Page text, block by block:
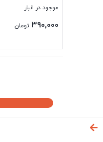
موجود در انبار
390,000 تومان